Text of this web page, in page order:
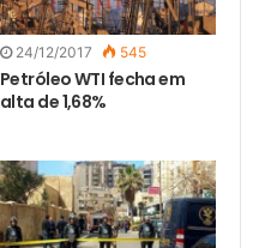
24/12/2017 545
Petróleo WTI fecha em
alta de 1,68%